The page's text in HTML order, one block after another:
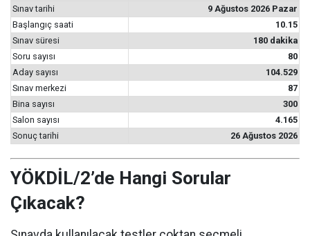
Sınav tarihi
9 Ağustos 2026 Pazar
Başlangıç saati
10.15
Sınav süresi
180 dakika
Soru sayısı
80
Aday sayısı
104.529
Sınav merkezi
87
Bina sayısı
300
Salon sayısı
4.165
Sonuç tarihi
26 Ağustos 2026
YÖKDİL/2’de Hangi Sorular
Çıkacak?